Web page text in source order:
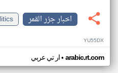
اخبار جزر القمر
YU55DX
ار تي عربي• arabic.rt.com